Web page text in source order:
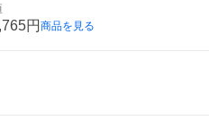
円 商品を見る